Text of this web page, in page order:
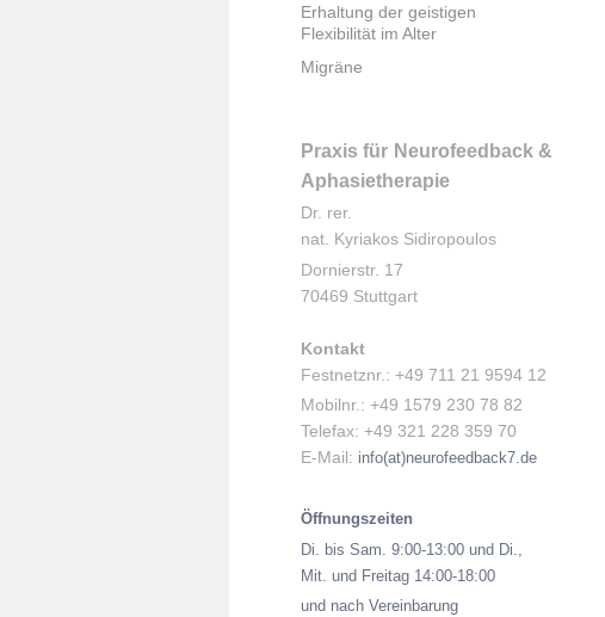
Erhaltung der geistigen
Flexibilität im Alter
Migräne
Praxis für Neurofeedback &
Aphasietherapie
Dr. rer.
nat. Kyriakos Sidiropoulos
Dornierstr. 17
70469 Stuttgart
Kontakt
Festnetznr.: +49 711 21 9594 12
Mobilnr.: +49 1579 230 78 82
Telefax: +49 321 228 359 70
E-Mail: info(at)neurofeedback7.de
Öffnungszeiten
Di. bis Sam. 9:00-13:00 und Di.,
Mit. und Freitag 14:00-18:00
und nach Vereinbarung